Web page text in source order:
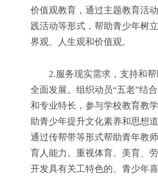
价值观教育，通过主题教育活
践活动等形式，帮助青少年树
界观、人生观和价值观。
2.服务现实需求，支持和帮
全面发展。组织动员“五老”结
和专业特长，参与学校教育教
助青少年提升文化素养和思想道
通过传帮带等形式帮助青年教
育人能力。重视体育、美育、劳
开发具有关工特色的、青少年